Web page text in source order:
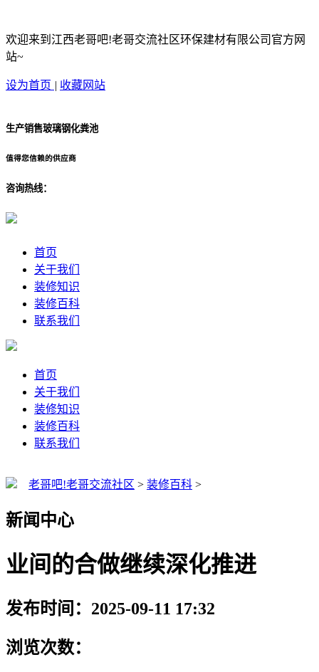
欢迎来到江西老哥吧!老哥交流社区环保建材有限公司官方网
站~
设为首页 | 收藏网站
生产销售玻璃钢化粪池
值得您信赖的供应商
咨询热线：
首页
关于我们
装修知识
装修百科
联系我们
首页
关于我们
装修知识
装修百科
联系我们
老哥吧!老哥交流社区 > 装修百科 >
新闻中心
业间的合做继续深化推进
发布时间：2025-09-11 17:32
浏览次数：